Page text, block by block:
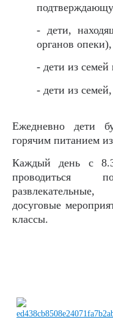
- дети,
органов опеки),
- дети из
- дети из
Ежедневно дети
горячим питанием
Каждый день с
проводиться
развлекательные,
досуговые
классы.